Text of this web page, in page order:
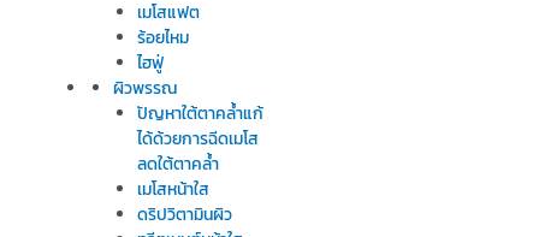
เมโสแฟต
ร้อยไหม
ไฮฟู่
ผิวพรรณ
ปัญหาใต้ตาคล้ำแก้
ได้ด้วยการฉีดเมโส
ลดใต้ตาคล้ำ
เมโสหน้าใส
ดริปวิตามินผิว